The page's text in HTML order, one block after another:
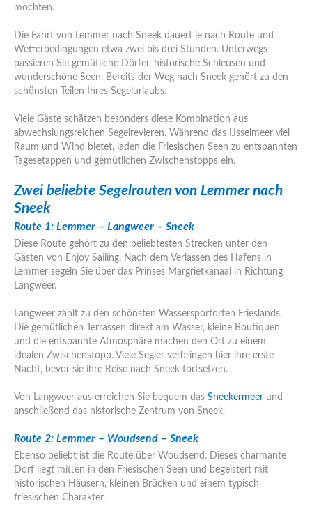
möchten.
Die Fahrt von Lemmer nach Sneek dauert je nach Route und
Wetterbedingungen etwa zwei bis drei Stunden. Unterwegs
passieren Sie gemütliche Dörfer, historische Schleusen und
wunderschöne Seen. Bereits der Weg nach Sneek gehört zu den
schönsten Teilen Ihres Segelurlaubs.
Viele Gäste schätzen besonders diese Kombination aus
abwechslungsreichen Segelrevieren. Während das IJsselmeer viel
Raum und Wind bietet, laden die Friesischen Seen zu entspannten
Tagesetappen und gemütlichen Zwischenstopps ein.
Zwei beliebte Segelrouten von Lemmer nach
Sneek
Route 1: Lemmer – Langweer – Sneek
Diese Route gehört zu den beliebtesten Strecken unter den
Gästen von Enjoy Sailing. Nach dem Verlassen des Hafens in
Lemmer segeln Sie über das Prinses Margrietkanaal in Richtung
Langweer.
Langweer zählt zu den schönsten Wassersportorten Frieslands.
Die gemütlichen Terrassen direkt am Wasser, kleine Boutiquen
und die entspannte Atmosphäre machen den Ort zu einem
idealen Zwischenstopp. Viele Segler verbringen hier ihre erste
Nacht, bevor sie ihre Reise nach Sneek fortsetzen.
Von Langweer aus erreichen Sie bequem das Sneekermeer und
anschließend das historische Zentrum von Sneek.
Route 2: Lemmer – Woudsend – Sneek
Ebenso beliebt ist die Route über Woudsend. Dieses charmante
Dorf liegt mitten in den Friesischen Seen und begeistert mit
historischen Häusern, kleinen Brücken und einem typisch
friesischen Charakter.